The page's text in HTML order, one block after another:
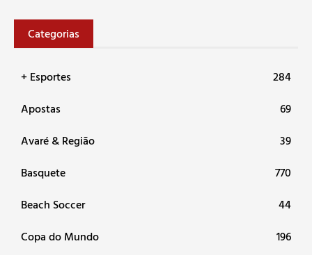
Categorias
+ Esportes
284
Apostas
69
Avaré & Região
39
Basquete
770
Beach Soccer
44
Copa do Mundo
196